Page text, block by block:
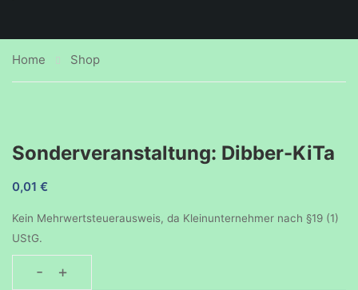
Home Shop
Sonderveranstaltung: Dibber-KiTa
0,01 €
Kein Mehrwertsteuerausweis, da Kleinunternehmer nach §19 (1)
UStG.
-
Sonderveranstaltung:
+